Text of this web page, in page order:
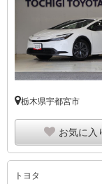
栃木県宇都宮市
お気に入
トヨタ